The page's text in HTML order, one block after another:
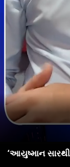
‘આયુષ્માન